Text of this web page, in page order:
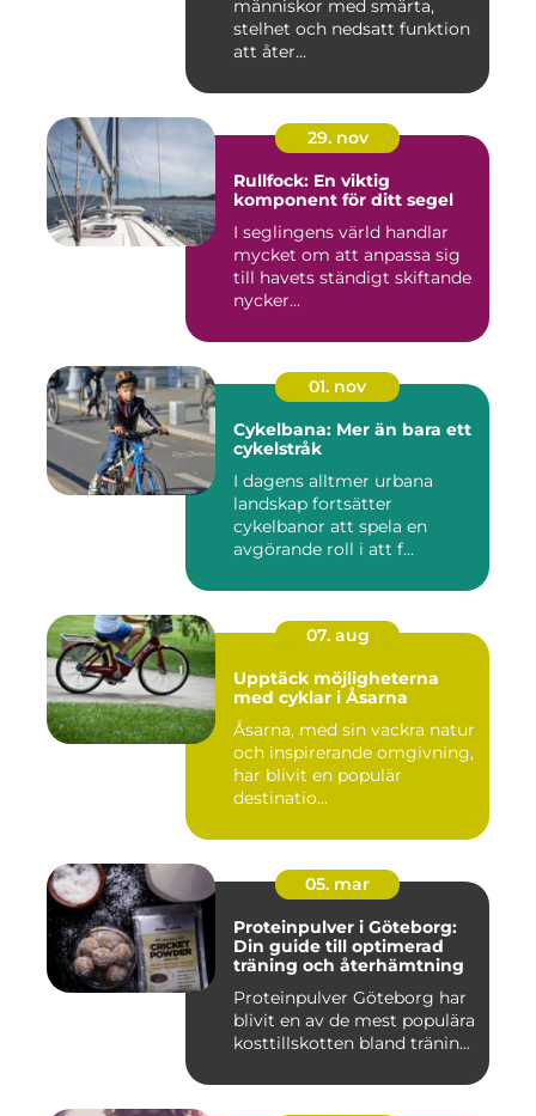
människor med smärta,
stelhet och nedsatt funktion
att åter...
29. nov
Rullfock: En viktig
komponent för ditt segel
I seglingens värld handlar
mycket om att anpassa sig
till havets ständigt skiftande
nycker...
01. nov
Cykelbana: Mer än bara ett
cykelstråk
I dagens alltmer urbana
landskap fortsätter
cykelbanor att spela en
avgörande roll i att f...
07. aug
Upptäck möjligheterna
med cyklar i Åsarna
Åsarna, med sin vackra natur
och inspirerande omgivning,
har blivit en populär
destinatio...
05. mar
Proteinpulver i Göteborg:
Din guide till optimerad
träning och återhämtning
Proteinpulver Göteborg har
blivit en av de mest populära
kosttillskotten bland tränin...